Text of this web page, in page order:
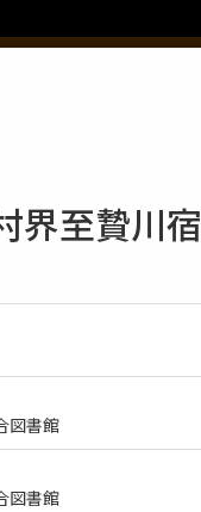
界至贄川宿
図書館
図書館